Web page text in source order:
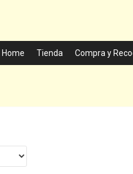
Home Tienda Compra y